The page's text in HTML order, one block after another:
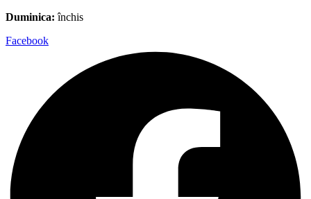
Duminica: închis
Facebook